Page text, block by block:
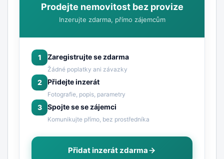
Prodejte nemovitost bez provize
Inzerujte zdarma, přímo zájemcům
1 Zaregistrujte se zdarma
Žádné poplatky ani závazky
2 Přidejte inzerát
Fotografie, popis, parametry
3 Spojte se se zájemci
Komunikujte přímo, bez prostředníka
Přidat inzerát zdarma